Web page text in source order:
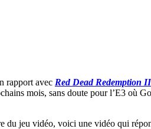
rapport avec Red Dead Redemption II
mois, sans doute pour l’E3 où
du jeu vidéo, voici une vidéo qui